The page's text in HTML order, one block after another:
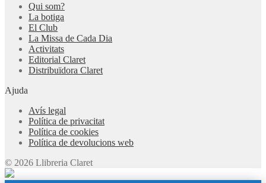
Qui som?
La botiga
El Club
La Missa de Cada Dia
Activitats
Editorial Claret
Distribuïdora Claret
Ajuda
Avís legal
Política de privacitat
Política de cookies
Política de devolucions web
© 2026 Llibreria Claret